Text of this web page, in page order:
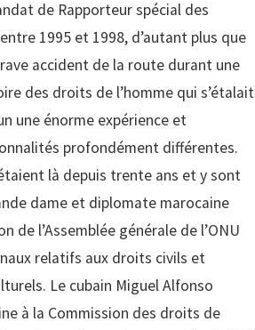
de Rapporteur spécial des
1995 et 1998, d’autant plus que
accident de la route durant une
des droits de l’homme qui s’étalait
une énorme expérience et
profondément différentes.
là depuis trente ans et y sont
dame et diplomate marocaine
de l’Assemblée générale de l’ONU
relatifs aux droits civils et
Le cubain Miguel Alfonso
à la Commission des droits de